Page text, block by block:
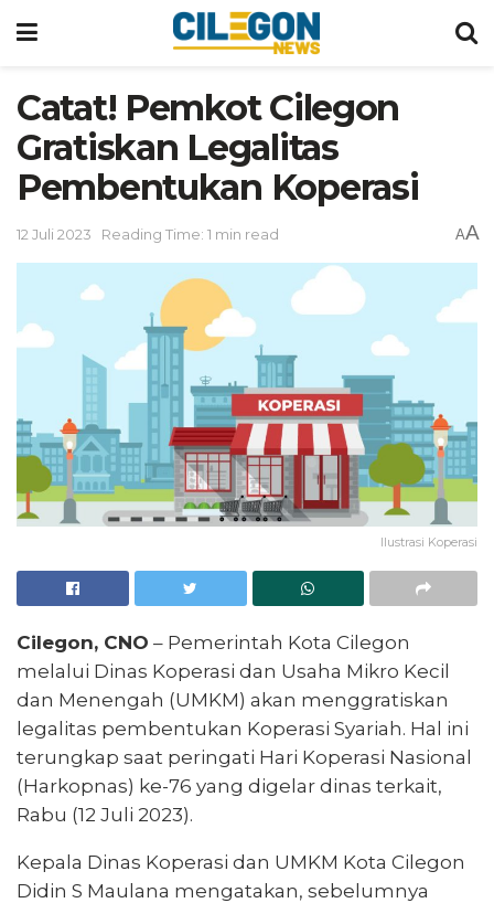
Catat! Pemkot Cilegon
Gratiskan Legalitas
Pembentukan Koperasi
12 Juli 2023 Reading Time: 1 min read AA
Ilustrasi Koperasi
Cilegon, CNO – Pemerintah Kota Cilegon
melalui Dinas Koperasi dan Usaha Mikro Kecil
dan Menengah (UMKM) akan menggratiskan
legalitas pembentukan Koperasi Syariah. Hal ini
terungkap saat peringati Hari Koperasi Nasional
(Harkopnas) ke-76 yang digelar dinas terkait,
Rabu (12 Juli 2023).
Kepala Dinas Koperasi dan UMKM Kota Cilegon
Didin S Maulana mengatakan, sebelumnya